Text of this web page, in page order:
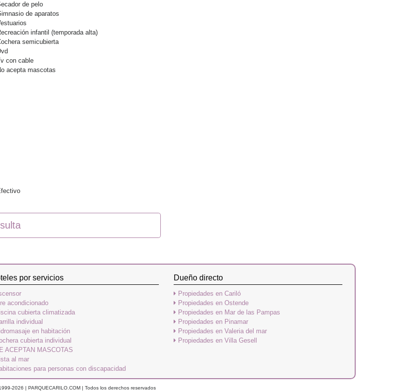
de pelo
de aparatos
infantil (temporada alta)
semicubierta
con cable
acepta mascotas
por servicios
acondicionado
cubierta climatizada
individual
en habitación
cubierta individual
ACEPTAN MASCOTAS
al mar
para personas con discapacidad
Dueño directo
Propiedades en Cariló
Propiedades en Ostende
Propiedades en Mar de las Pampas
Propiedades en Pinamar
Propiedades en Valeria del mar
Propiedades en Villa Gesell
2026 | PARQUECARILO.COM | Todos los derechos reservados